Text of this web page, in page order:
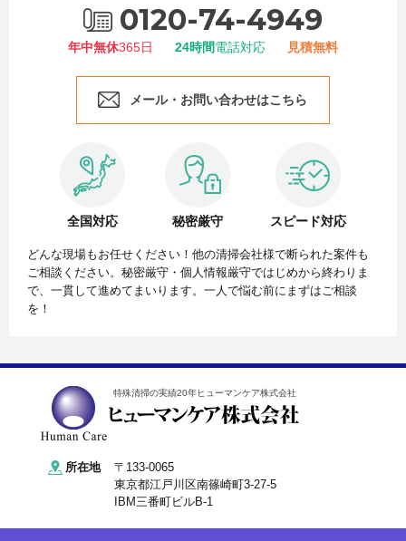
0120-74-4949
年中無休365日 24時間電話対応 見積無料
メール・お問い合わせはこちら
全国対応 秘密厳守 スピード対応
どんな現場もお任せください！他の清掃会社様で断られた案件も
ご相談ください。秘密厳守・個人情報厳守ではじめから終わりま
で、一貫して進めてまいります。一人で悩む前にまずはご相談
を！
特殊清掃の実績20年ヒューマンケア株式会社
所在地
〒133-0065
東京都江戸川区南篠崎町3-27-5
IBM三番町ビルB-1